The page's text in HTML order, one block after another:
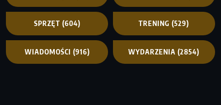
SPRZĘT (604) TRENING (529)
WIADOMOŚCI (916) WYDARZENIA (2854)